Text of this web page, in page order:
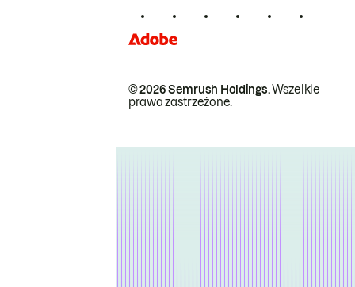
© 2026 Semrush Holdings.Wszelkie
prawa zastrzeżone.